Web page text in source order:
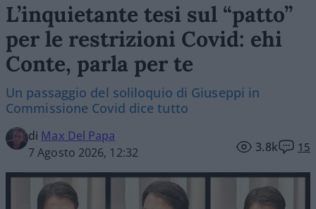
L’inquietante tesi sul “patto”
per le restrizioni Covid: ehi
Conte, parla per te
Un passaggio del soliloquio di Giuseppi in
Commissione Covid dice tutto
di Max Del Papa
7 Agosto 2026, 12:32
3.8k 15